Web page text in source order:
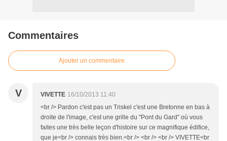
Commentaires
Ajouter un commentaire
V VIVETTE 16/10/2013 11:40
<br /> Pardon c'est pas un Triskel c'est une Bretonne en bas à
droite de l'image, c'est une grille du "Pont du Gard" où vous
faites une très belle leçon d'histoire sur ce magnifique édifice,
que je<br /> connais très bien.<br /> <br /> <br /> VIVETTE<br